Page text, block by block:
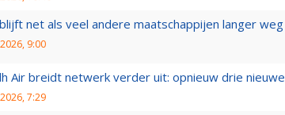
net als veel andere maatschappijen langer
9:00
Air breidt netwerk verder uit: opnieuw drie
7:29